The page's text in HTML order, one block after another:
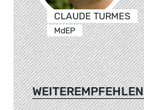
CLAUDE TURMES
MdEP
WEITEREMPFEHLEN